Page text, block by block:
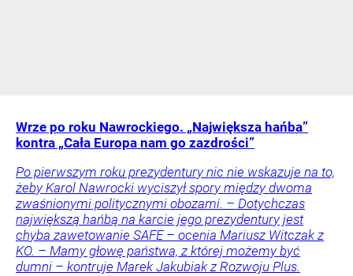
Wrze po roku Nawrockiego. „Największa hańba”
kontra „Cała Europa nam go zazdrości”
Po pierwszym roku prezydentury nic nie wskazuje na to,
żeby Karol Nawrocki wyciszył spory między dwoma
zwaśnionymi politycznymi obozami. – Dotychczas
największą hańbą na karcie jego prezydentury jest
chyba zawetowanie SAFE – ocenia Mariusz Witczak z
KO. – Mamy głowę państwa, z której możemy być
dumni – kontruje Marek Jakubiak z Rozwoju Plus.